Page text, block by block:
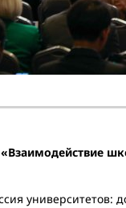
университетов: